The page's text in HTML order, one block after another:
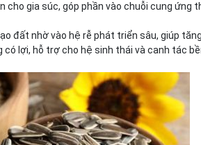
gia súc, góp phần vào chuỗi cung ứng
đất nhờ vào hệ rễ phát triển sâu, giúp
lợi, hỗ trợ cho hệ sinh thái và canh tác